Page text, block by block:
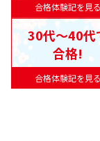
合格体験記を見る
合格体験記を見る
30代〜40代
合格!